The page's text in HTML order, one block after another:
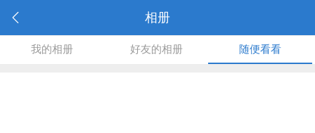
相册
我的相册 好友的相册 随便看看